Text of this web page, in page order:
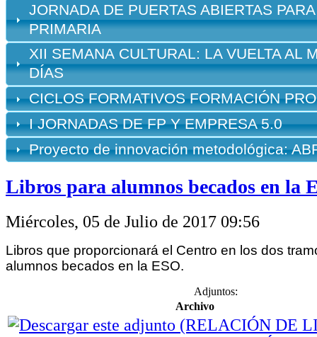
JORNADA DE PUERTAS ABIERTAS
PRIMARIA
XII SEMANACULTURAL: LA VUELTA AL
DÍAS
CICLOS FORMATIVOS FORMACIÓN
I JORNADAS DE FP Y EMPRESA 5.0
Proyecto de innovación metodológica:
Libros para alumnos becados en la
Miércoles, 05 de Julio de 2017 09:56
Libros que proporcionará el Centro en los dos
alumnos becados en la ESO.
Adjuntos:
Archivo